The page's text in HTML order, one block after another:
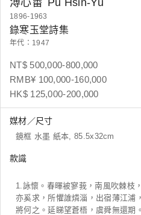
溥心畬 Pu Hsin-Yu
1896-1963
錄寒玉堂詩集
年代：1947
NT$ 500,000-800,000
RMB¥ 100,000-160,000
HK$ 125,000-200,000
媒材／尺寸
鏡框 水墨 紙本, 85.5x32cm
款識
1.詠懷。春暉被寥莪，南風吹棘枝
亦奚求，所懼誰燐淄，出宿薄江浦
將何之。延睇望蒼梧，虞舜無還期